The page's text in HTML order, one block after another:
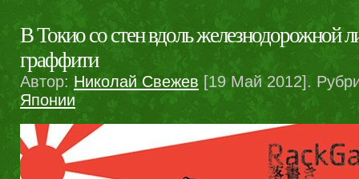
В Токио со стен вдоль железнодорожной
граффити
Автор: Николай Свежев [19 Май 2012].
Японии